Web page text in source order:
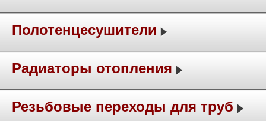
Полотенцесушители
Радиаторы отопления
Резьбовые переходы для труб